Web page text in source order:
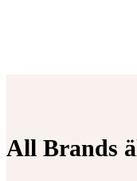
All Brands